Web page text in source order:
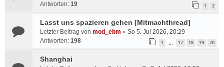
Antworten: 19 1 2
Lasst uns spazieren gehen [Mitmachthread]
Letzter Beitrag von mod_ebm « So 5. Jul 2026, 20:29
Antworten: 198 1 17 18 19 20
Shanghai